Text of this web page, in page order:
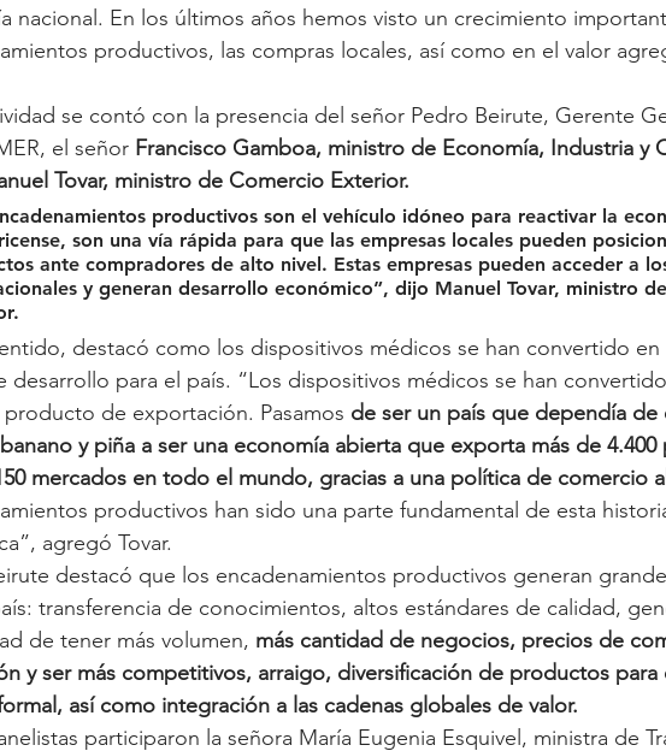
nacional. En los últimos años hemos visto un crecimiento
productivos, las compras locales, así como en el valor
se contó con la presencia del señor Pedro Beirute, Gerente
el señor Francisco Gamboa, ministro de Economía, Industria y
Tovar, ministro de Comercio Exterior.
productivos son el vehículo idóneo para reactivar la
son una vía rápida para que las empresas locales pueden
ante compradores de alto nivel. Estas empresas pueden acceder a
y generan desarrollo económico”, dijo Manuel Tovar, ministro
destacó como los dispositivos médicos se han convertido
desarrollo para el país. “Los dispositivos médicos se han
de exportación. Pasamos de ser un país que dependía
y piña a ser una economía abierta que exporta más de
mercados en todo el mundo, gracias a una política de comercio
productivos han sido una parte fundamental de esta
agregó Tovar.
destacó que los encadenamientos productivos generan
transferencia de conocimientos, altos estándares de calidad,
de tener más volumen, más cantidad de negocios, precios de
y ser más competitivos, arraigo, diversificación de productos
así como integración a las cadenas globales de valor.
participaron la señora María Eugenia Esquivel, ministra de